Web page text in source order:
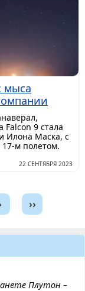
мыса
9 стала
Илона Маска, с
м полетом.
22 СЕНТЯБРЯ 2023
››
Плутон –